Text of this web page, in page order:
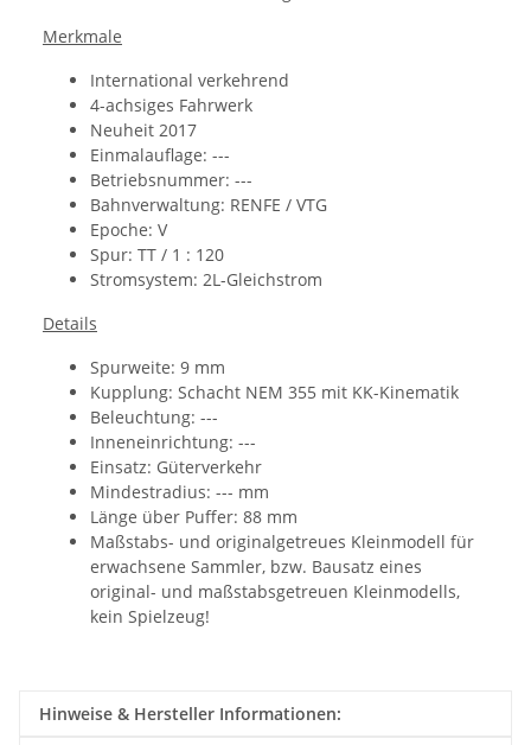
Merkmale
International verkehrend
4-achsiges Fahrwerk
Neuheit 2017
Einmalauflage: ---
Betriebsnummer: ---
Bahnverwaltung: RENFE / VTG
Epoche: V
Spur: TT / 1 : 120
Stromsystem: 2L-Gleichstrom
Details
Spurweite: 9 mm
Kupplung: Schacht NEM 355 mit KK-Kinematik
Beleuchtung: ---
Inneneinrichtung: ---
Einsatz: Güterverkehr
Mindestradius: --- mm
Länge über Puffer: 88 mm
Maßstabs- und originalgetreues Kleinmodell für
erwachsene Sammler, bzw. Bausatz eines
original- und maßstabsgetreuen Kleinmodells,
kein Spielzeug!
Hinweise & Hersteller Informationen: